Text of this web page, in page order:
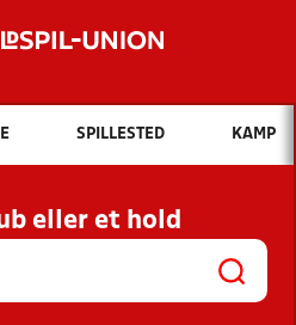
Hvad vil du søge efter?
INDHOLD OG NYHEDER
KLUBBER OG
HOLD
SPILLESTED KAMP
eller et hold